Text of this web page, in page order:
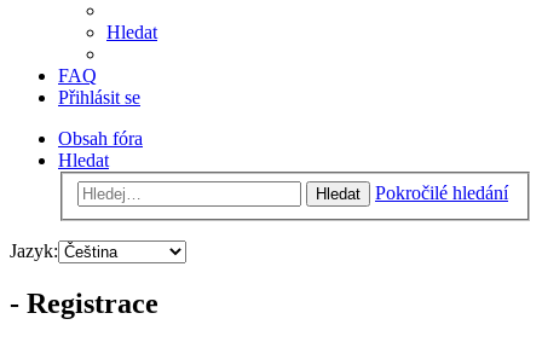
Hledat
FAQ
Přihlásit se
Obsah fóra
Hledat
Hledat Pokročilé hledání
Jazyk:
- Registrace